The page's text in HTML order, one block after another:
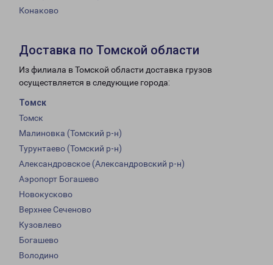
Конаково
Доставка по Томской области
Из филиала в Томской области доставка грузов
осуществляется в следующие города:
Томск
Томск
Малиновка (Томский р-н)
Турунтаево (Томский р-н)
Александровское (Александровский р-н)
Аэропорт Богашево
Новокусково
Верхнее Сеченово
Кузовлево
Богашево
Володино